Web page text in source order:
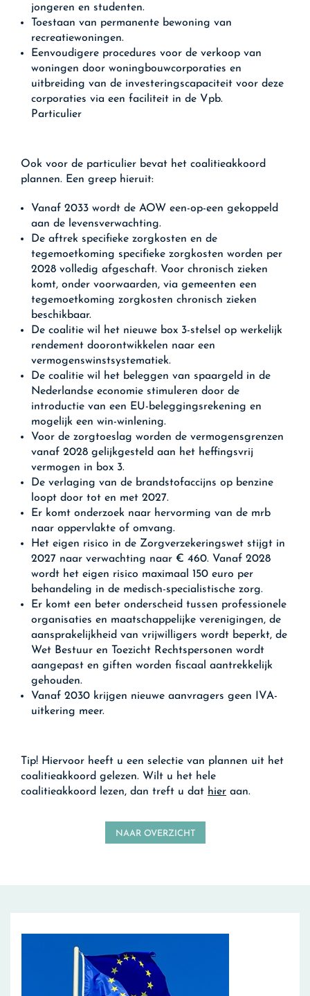
jongeren en studenten.
Toestaan van permanente bewoning van
recreatiewoningen.
Eenvoudigere procedures voor de verkoop van
woningen door woningbouwcorporaties en
uitbreiding van de investeringscapaciteit voor deze
corporaties via een faciliteit in de Vpb.
Particulier
Ook voor de particulier bevat het coalitieakkoord
plannen. Een greep hieruit:
Vanaf 2033 wordt de AOW een-op-een gekoppeld
aan de levensverwachting.
De aftrek specifieke zorgkosten en de
tegemoetkoming specifieke zorgkosten worden per
2028 volledig afgeschaft. Voor chronisch zieken
komt, onder voorwaarden, via gemeenten een
tegemoetkoming zorgkosten chronisch zieken
beschikbaar.
De coalitie wil het nieuwe box 3-stelsel op werkelijk
rendement doorontwikkelen naar een
vermogenswinstsystematiek.
De coalitie wil het beleggen van spaargeld in de
Nederlandse economie stimuleren door de
introductie van een EU-beleggingsrekening en
mogelijk een win-winlening.
Voor de zorgtoeslag worden de vermogensgrenzen
vanaf 2028 gelijkgesteld aan het heffingsvrij
vermogen in box 3.
De verlaging van de brandstofaccijns op benzine
loopt door tot en met 2027.
Er komt onderzoek naar hervorming van de mrb
naar oppervlakte of omvang.
Het eigen risico in de Zorgverzekeringswet stijgt in
2027 naar verwachting naar € 460. Vanaf 2028
wordt het eigen risico maximaal 150 euro per
behandeling in de medisch-specialistische zorg.
Er komt een beter onderscheid tussen professionele
organisaties en maatschappelijke verenigingen, de
aansprakelijkheid van vrijwilligers wordt beperkt, de
Wet Bestuur en Toezicht Rechtspersonen wordt
aangepast en giften worden fiscaal aantrekkelijk
gehouden.
Vanaf 2030 krijgen nieuwe aanvragers geen IVA-
uitkering meer.
Tip! Hiervoor heeft u een selectie van plannen uit het
coalitieakkoord gelezen. Wilt u het hele
coalitieakkoord lezen, dan treft u dat hier aan.
NAAR OVERZICHT